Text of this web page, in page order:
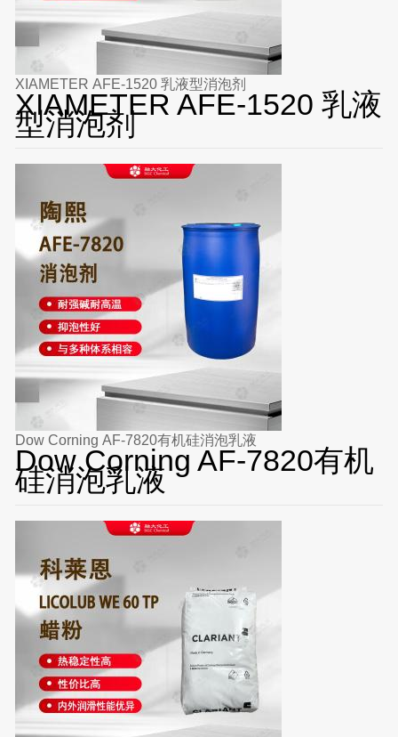
XIAMETER AFE-1520 乳液型消泡剂
XIAMETER AFE-1520 乳液
型消泡剂
Dow Corning AF-7820有机硅消泡乳液
Dow Corning AF-7820有机
硅消泡乳液